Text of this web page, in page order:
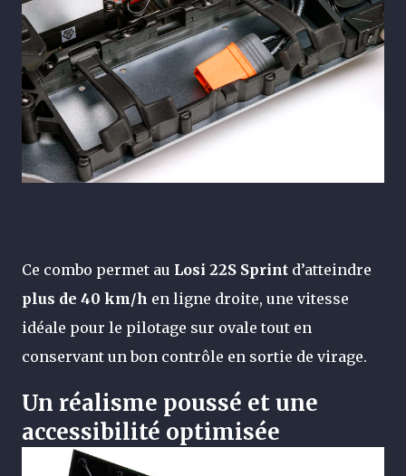
Ce combo permet au Losi 22S Sprint d’atteindre
plus de 40 km/h en ligne droite, une vitesse
idéale pour le pilotage sur ovale tout en
conservant un bon contrôle en sortie de virage.
Un réalisme poussé et une
accessibilité optimisée